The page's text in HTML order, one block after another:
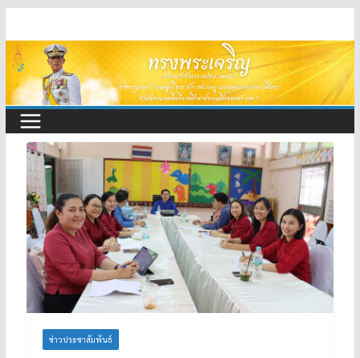
to
content
ข่าวประชาสัมพันธ์